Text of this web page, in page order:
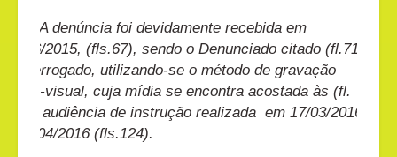
A denúncia foi devidamente recebida em
08/06/2015, (fls.67), sendo o Denunciado citado (fl.71)
e interrogado, utilizando-se o método de gravação
audio-visual, cuja mídia se encontra acostada às (fl.
128), audiência de instrução realizada em 17/03/2016
e 12/04/2016 (fls.124).